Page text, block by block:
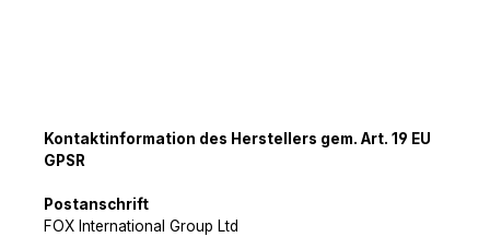
Kontaktinformation des Herstellers gem. Art. 19 EU
GPSR
Postanschrift
FOX International Group Ltd